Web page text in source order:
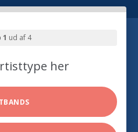
1 ud af 4
her